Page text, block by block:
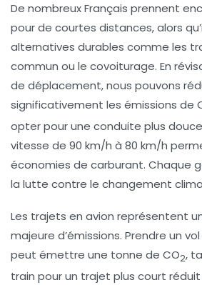
De nombreux Français prennent
pour de courtes distances, alors
alternatives durables comme les
commun ou le covoiturage. En
de déplacement, nous pouvons
significativement les émissions de
opter pour une conduite plus
vitesse de 90 km/h à 80 km/h
économies de carburant. Chaque
la lutte contre le changement
Les trajets en avion représentent
majeure d’émissions. Prendre un
peut émettre une tonne de CO2,
train pour un trajet plus court